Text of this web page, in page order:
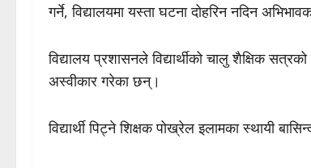
गर्ने, विद्यालयमा यस्ता घटना दोहरिन नदिन
विद्यालय प्रशासनले विद्यार्थीको चालु शैक्षिक
अस्वीकार गरेका छन्।
विद्यार्थी पिट्ने शिक्षक पोख्रेल इलामका स्थायी